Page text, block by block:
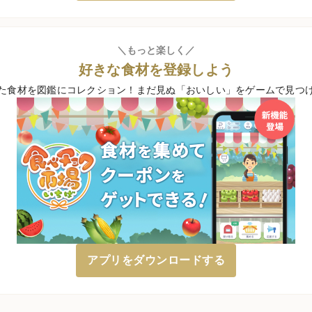
＼もっと楽しく／
好きな食材を登録しよう
食材を図鑑にコレクション！ まだ見ぬ「おいしい」をゲームで見つ
アプリをダウンロードする